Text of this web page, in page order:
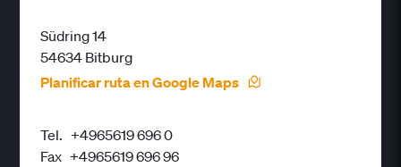
Südring 14
54634 Bitburg
Planificar ruta en Google Maps
Tel. +4965619 696 0
Fax +4965619 696 96